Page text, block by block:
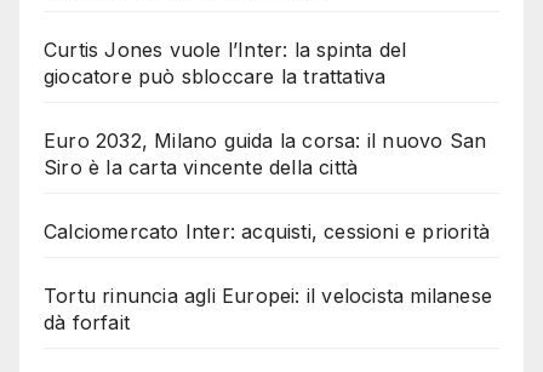
Curtis Jones vuole l’Inter: la spinta del
giocatore può sbloccare la trattativa
Euro 2032, Milano guida la corsa: il nuovo San
Siro è la carta vincente della città
Calciomercato Inter: acquisti, cessioni e priorità
Tortu rinuncia agli Europei: il velocista milanese
dà forfait